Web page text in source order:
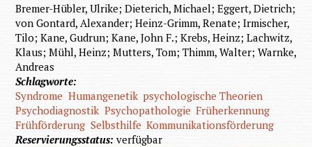
Bremer-Hübler, Ulrike; Dieterich, Michael; Eggert, Dietrich;
von Gontard, Alexander; Heinz-Grimm, Renate; Irmischer,
Tilo; Kane, Gudrun; Kane, John F.; Krebs, Heinz; Lachwitz,
Klaus; Mühl, Heinz; Mutters, Tom; Thimm, Walter; Warnke,
Andreas
Schlagworte:
Syndrome Humangenetik psychologische Theorien
Psychodiagnostik Psychopathologie Früherkennung
Frühförderung Selbsthilfe Kommunikationsförderung
Reservierungsstatus:verfügbar